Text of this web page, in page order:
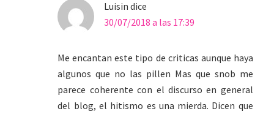
Luisin dice
30/07/2018 a las 17:39
Me encantan este tipo de criticas aunque haya
algunos que no las pillen Mas que snob me
parece coherente con el discurso en general
del blog, el hitismo es una mierda. Dicen que